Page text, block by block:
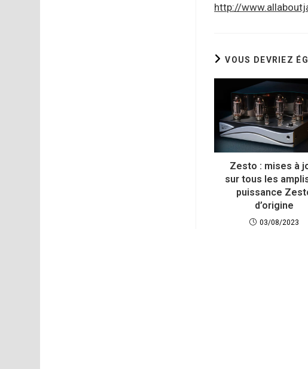
http://
VOUS DEVRIEZ
Zesto : mises à
sur tous les
puissance
d’origine
03/08/2023